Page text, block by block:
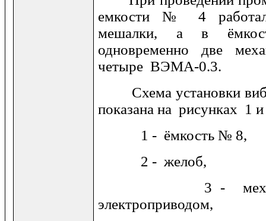
емкости № 4
мешалки, а в
одновременно две
четыре ВЭМА-0.3.
Схема установки
показана на рисунках 1
1 - ёмкость № 8,
2 - желоб,
3 -
электроприводом,